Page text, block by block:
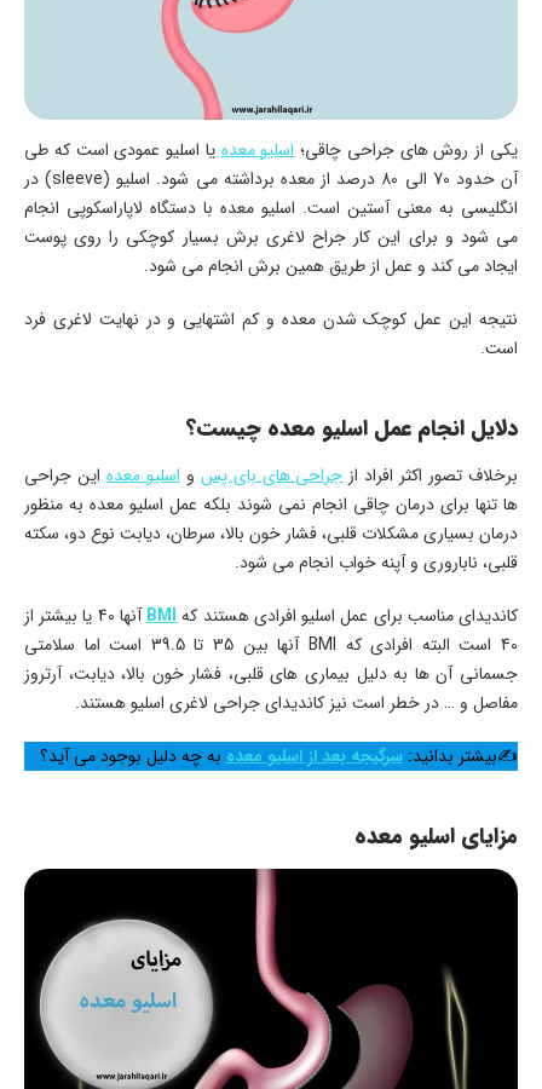
یکی از روش های جراحی چاقی؛اسلیو معدهیا اسلیو عمودی است که طی
آن حدود 70 الی 80 درصد از معده برداشته می شود. اسلیو (sleeve) در
انگلیسی به معنی آستین است. اسلیو معده با دستگاه لاپاراسکوپی انجام
می شود و برای این کار جراح لاغری برش بسیار کوچکی را روی پوست
ایجاد می کند و عمل از طریق همین برش انجام می شود.
نتیجه این عمل کوچک شدن معده و کم اشتهایی و در نهایت لاغری فرد
است.
دلایل انجام عمل اسلیو معده چیست؟
برخلاف تصور اکثر افراد ازجراحی های بای پس واسلیو معدهاین جراحی
ها تنها برای درمان چاقی انجام نمی شوند بلکه عمل اسلیو معده به منظور
درمان بسیاری مشکلات قلبی، فشار خون بالا، سرطان، دیابت نوع دو، سکته
قلبی، ناباروری و آپنه خواب انجام می شود.
کاندیدای مناسب برای عمل اسلیو افرادی هستند کهBMI
آنها 40 یا بیشتر از
40 است البته افرادی که BMI آنها بین 35 تا 39.5 است اما سلامتی
جسمانی آن ها به دلیل بیماری های قلبی، فشار خون بالا، دیابت، آرتروز
مفاصل و … در خطر است نیز کاندیدای جراحی لاغری اسلیو هستند.
✍بیشتر بدانید: سرگیجه بعد از اسلیو معده به چه دلیل بوجود می آید؟
مزایای اسلیو معده